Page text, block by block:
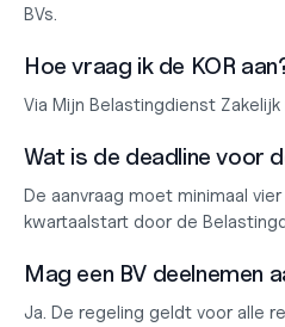
BVs.
Hoe vraag ik de KOR
Via Mijn Belastingdienst
Wat is de deadline voor
De aanvraag moet minimaal
kwartaalstart door de
Mag een BV deelnemen
Ja. De regeling geldt voor alle